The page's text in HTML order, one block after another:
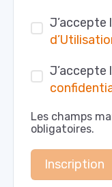
J’accepte
J’accepte
Les champs
obligatoires.
Inscription